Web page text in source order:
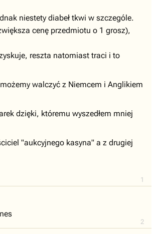
1
niestety diabeł tkwi w szczególe.
cenę przedmiotu o 1 grosz),
reszta natomiast traci i to
walczyć z Niemcem i Anglikiem
dzięki, któremu wyszedłem mniej
"aukcyjnego kasyna" a z drugiej
2